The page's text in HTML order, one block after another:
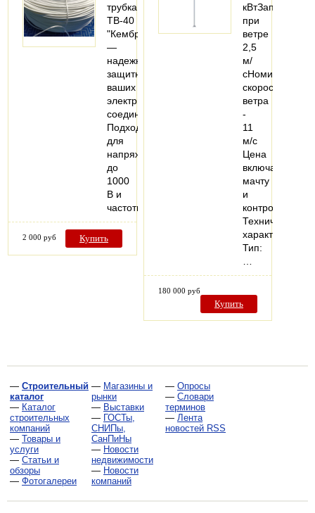
трубка
ТВ-40
"Кембрик"
—
надежный
защитник
ваших
электрических
соединений!
Подходит
для
напряжения
до
1000
В и
частоты…
2 000 руб Купить
кВтЗапуск
при
ветре
2,5
м/
сНоминальная
скорость
ветра
-
11
м/с
Цена
включает
мачту
и
контроллер.
Технические
характеристики
Тип:
180 000 руб
Купить
— Строительный
каталог
— Каталог
строительных
компаний
— Товары и
услуги
— Статьи и
обзоры
— Фотогалереи
— Магазины и
рынки
— Выставки
— ГОСТы,
СНИПы,
СанПиНы
— Новости
недвижимости
— Новости
компаний
— Опросы
— Словари
терминов
— Лента
новостей RSS